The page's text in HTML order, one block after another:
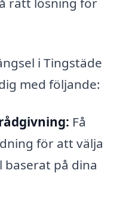
i Tingstäde
med följande:
Få
för att välja
på dina